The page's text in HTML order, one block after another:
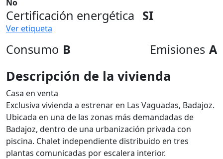
No
Certificación energética SI
Ver etiqueta
Consumo B Emisiones A
Descripción de la vivienda
Casa en venta
Exclusiva vivienda a estrenar en Las Vaguadas, Badajoz.
Ubicada en una de las zonas más demandadas de
Badajoz, dentro de una urbanización privada con
piscina. Chalet independiente distribuido en tres
plantas comunicadas por escalera interior.